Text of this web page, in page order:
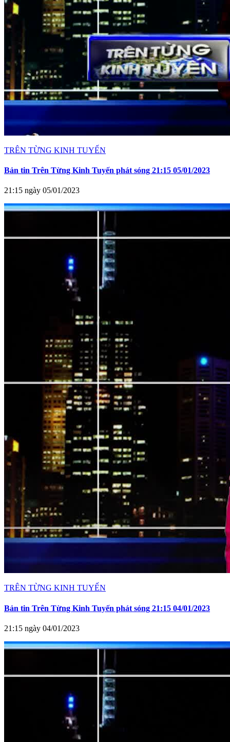
TRÊN TỪNG KINH TUYẾN
Bản tin Trên Từng Kinh Tuyến phát sóng 21:15 05/01/2023
21:15 ngày 05/01/2023
TRÊN TỪNG KINH TUYẾN
Bản tin Trên Từng Kinh Tuyến phát sóng 21:15 04/01/2023
21:15 ngày 04/01/2023